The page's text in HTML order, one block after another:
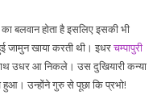
बलवान होता है इसलिए इसकी भी
जामुन खाया करती थी। इधरचम्पापुरी
उधर आ निकले। उस दुखियारी कन्या
उन्होंने गुरु से पूछा कि प्रभो!